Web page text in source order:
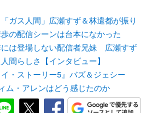
「ガス人間」広瀬すず＆林遣都が振り
の配信シーンは台本になかった
には登場しない配信者兄妹 広瀬すず
間らしさ【インタビュー】
イ・ストーリー5』バズ＆ジェシー
ム・アレンはどう感じたのか